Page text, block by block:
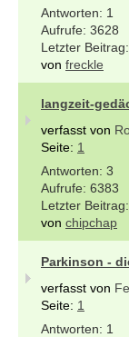
1
3628
von freckle
langzeit-
verfasst von
Seite: 1
3
6383
von chipchap
Parkinson -
verfasst von
Seite: 1
1